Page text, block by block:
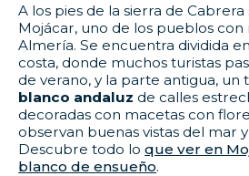
A los pies de la sierra de
Mojácar, uno de los pueblos
Almería. Se encuentra dividida
costa, donde muchos turistas
de verano, y la parte antigua, un
blanco andaluz de calles
decoradas con macetas con
observan buenas vistas del mar
Descubre todo loque ver en
blanco de ensueño.